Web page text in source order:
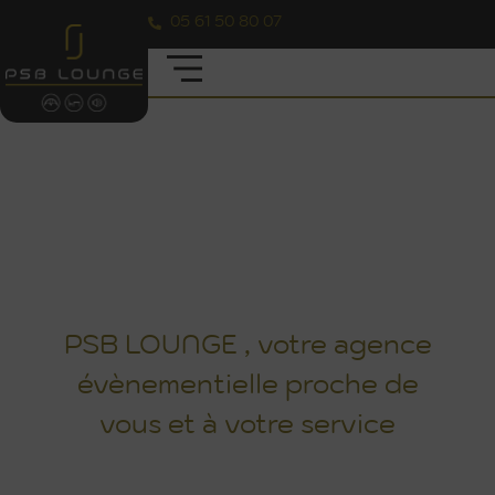
05 61 50 80 07
PSB LOUNGE , votre agence
évènementielle proche de
vous et à votre service